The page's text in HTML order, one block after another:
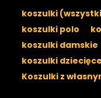
koszulki
koszulki polo
koszulki damskie
koszulki dziecięce
Koszulki z